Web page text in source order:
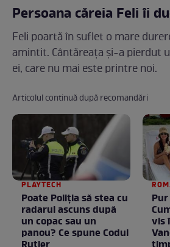
Persoana căreia Feli îi
Feli poartă în suflet o mare
amintit. Cântăreața și-a pierdut
ei, care nu mai este printre noi.
Articolul continuă după recomandări
PLAYTECH
Poate Poliția să stea cu
radarul ascuns după
un copac sau un
panou? Ce spune Codul
vis